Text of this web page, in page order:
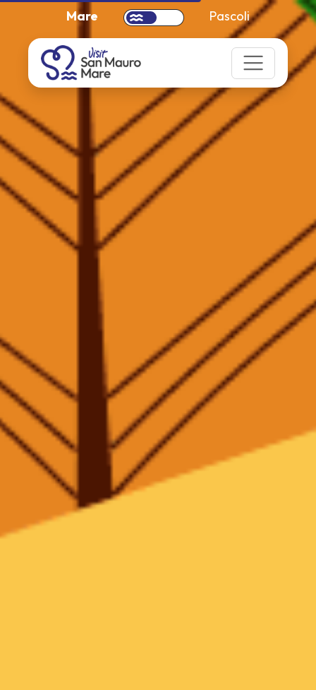
Mare Pascoli